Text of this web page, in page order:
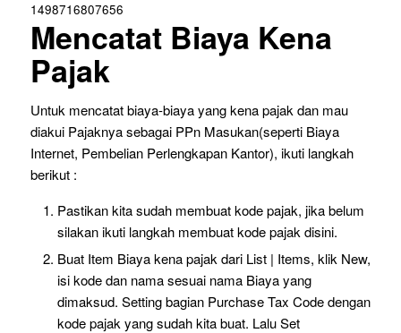
1498716807656
Mencatat Biaya Kena
Pajak
Untuk mencatat biaya-biaya yang kena pajak dan mau
diakui Pajaknya sebagai PPn Masukan(seperti Biaya
Internet, Pembelian Perlengkapan Kantor), ikuti langkah
berikut :
Pastikan kita sudah membuat kode pajak, jika belum
silakan ikuti langkah membuat kode pajak disini.
Buat Item Biaya kena pajak dari List | Items, klik New,
isi kode dan nama sesuai nama Biaya yang
dimaksud. Setting bagian Purchase Tax Code dengan
kode pajak yang sudah kita buat. Lalu Set